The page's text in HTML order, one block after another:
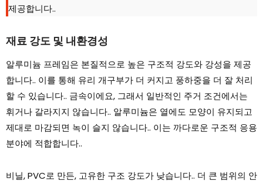
제공합니다..
재료 강도 및 내환경성
알루미늄 프레임은 본질적으로 높은 구조적 강도와 강성을 제공
합니다.. 이를 통해 유리 개구부가 더 커지고 풍하중을 더 잘 처리
할 수 있습니다.. 금속이에요, 그래서 일반적인 주거 조건에서는
휘거나 갈라지지 않습니다.. 알루미늄은 열에도 모양이 유지되고
제대로 마감되면 녹이 슬지 않습니다.. 이는 까다로운 구조적 응용
분야에 적합합니다..
비닐, PVC로 만든, 고유한 구조 강도가 낮습니다.. 더 큰 범위의 안